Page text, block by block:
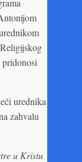
urednika
zahvalu
u Kristu